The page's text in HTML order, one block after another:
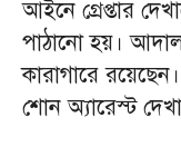
আইনে গ্রেপ্তার
পাঠানো হয়।
কারাগারে
শোন অ্যারেস্ট